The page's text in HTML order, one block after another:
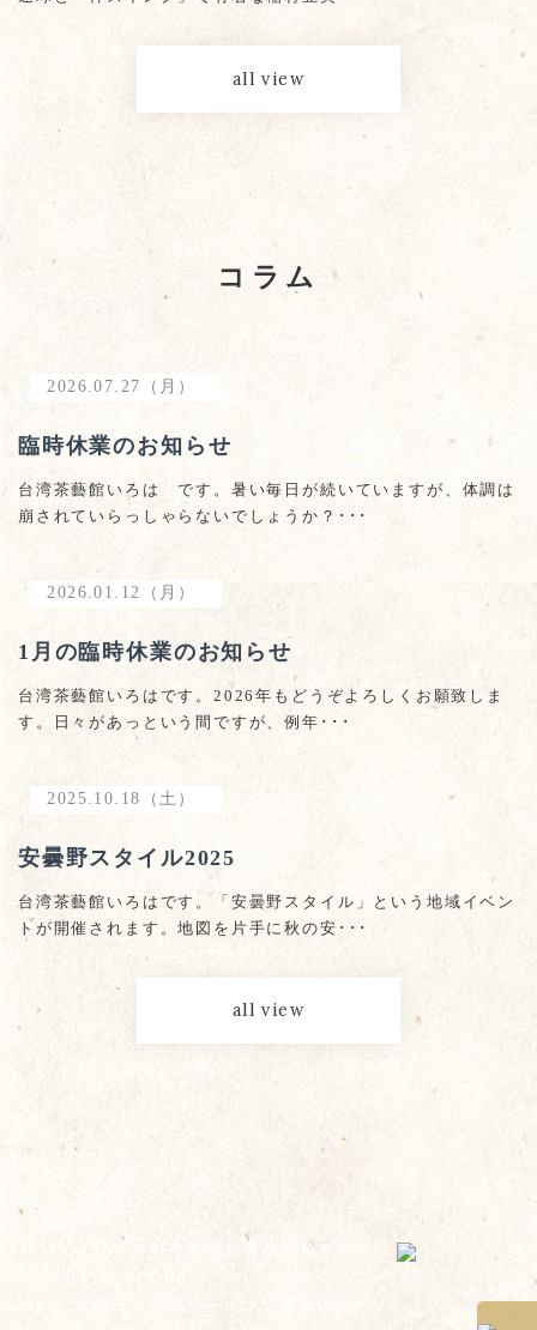
all view
コラム
2026.07.27（月）
臨時休業のお知らせ
台湾茶藝館いろは です。暑い毎日が続いていますが、体調は
崩されていらっしゃらないでしょうか？･･･
2026.01.12（月）
1月の臨時休業のお知らせ
台湾茶藝館いろはです。2026年もどうぞよろしくお願致しま
す。日々があっという間ですが、例年･･･
2025.10.18（土）
安曇野スタイル2025
台湾茶藝館いろはです。「安曇野スタイル」という地域イベン
トが開催されます。地図を片手に秋の安･･･
all view
〒399-8304 長野県安曇野市穂高柏原986-3
close 水曜日（製茶シーズン・不定休あり）